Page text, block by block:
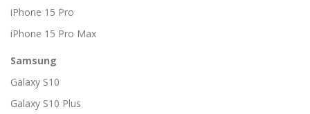
iPhone 15 Pro
iPhone 15 Pro Max
Samsung
Galaxy S10
Galaxy S10 Plus